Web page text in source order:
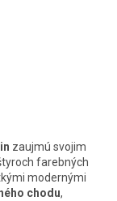
zaujmú svojim
farebných
modernými
chodu,